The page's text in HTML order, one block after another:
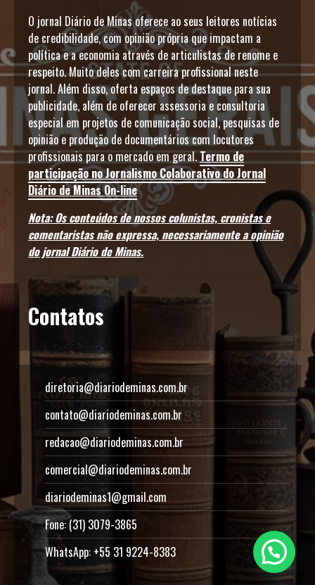
O jornal Diário de Minas oferece ao seus leitores notícias
de credibilidade, com opinião própria que impactam a
política e a economia através de articulistas de renome e
respeito. Muito deles com carreira profissional neste
jornal. Além disso, oferta espaços de destaque para sua
publicidade, além de oferecer assessoria e consultoria
especial em projetos de comunicação social, pesquisas de
opinião e produção de documentários com locutores
profissionais para o mercado em geral.Termo de
participação no Jornalismo Colaborativo do Jornal
Diário de Minas On-line
Nota: Os conteúdos de nossos colunistas, cronistas e
comentaristas não expressa, necessariamente a opinião
do jornal Diário de Minas.
Contatos
diretoria@diariodeminas.com.br
contato@diariodeminas.com.br
redacao@diariodeminas.com.br
comercial@diariodeminas.com.br
diariodeminas1@gmail.com
Fone: (31) 3079-3865
WhatsApp: +55 31 9224-8383